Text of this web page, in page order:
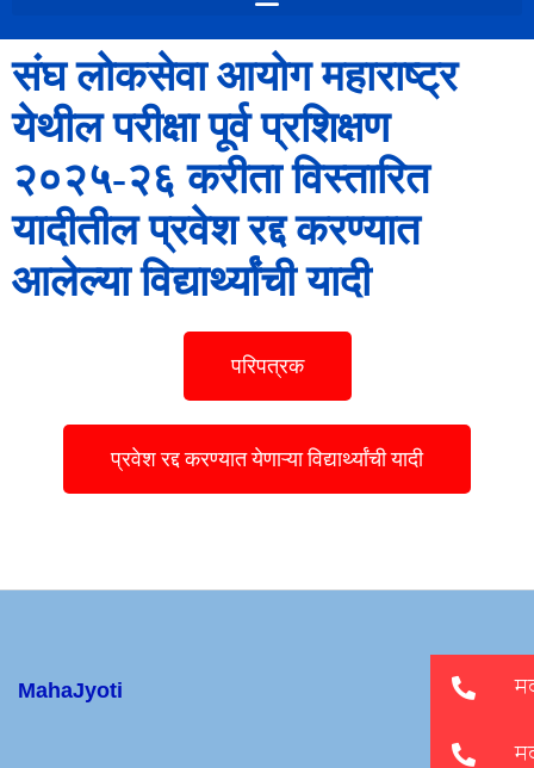
संघ लोकसेवा आयोग महाराष्ट्र
येथील परीक्षा पूर्व प्रशिक्षण
२०२५-२६ करीता विस्तारित
यादीतील प्रवेश रद्द करण्यात
आलेल्या विद्यार्थ्यांची यादी
परिपत्रक
प्रवेश रद्द करण्यात येणाऱ्या विद्यार्थ्यांची यादी
MahaJyoti